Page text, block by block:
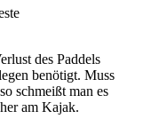
des Paddels
benötigt. Muss
schmeißt man es
am Kajak.